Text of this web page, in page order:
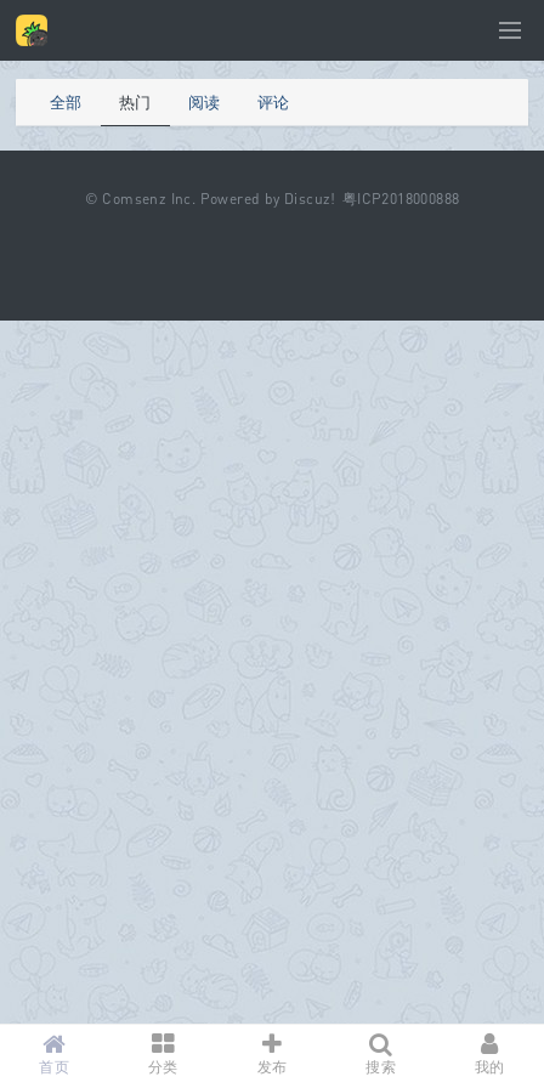
全部 热门 阅读 评论
首页 分类 发布 搜索 我的
© Comsenz Inc. Powered by Discuz! 粤ICP2018000888